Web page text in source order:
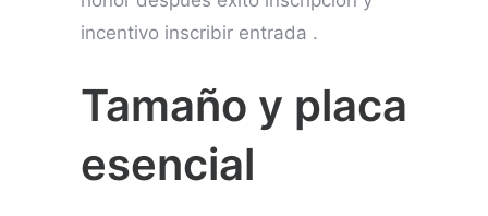
incentivo inscribir entrada .
Tamaño y placa
esencial